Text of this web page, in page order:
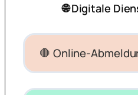
🌐 Digitale
🛑 Online-